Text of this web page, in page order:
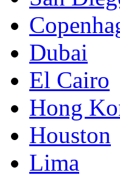
Dubai
El Cairo
Hong
Houston
Lima